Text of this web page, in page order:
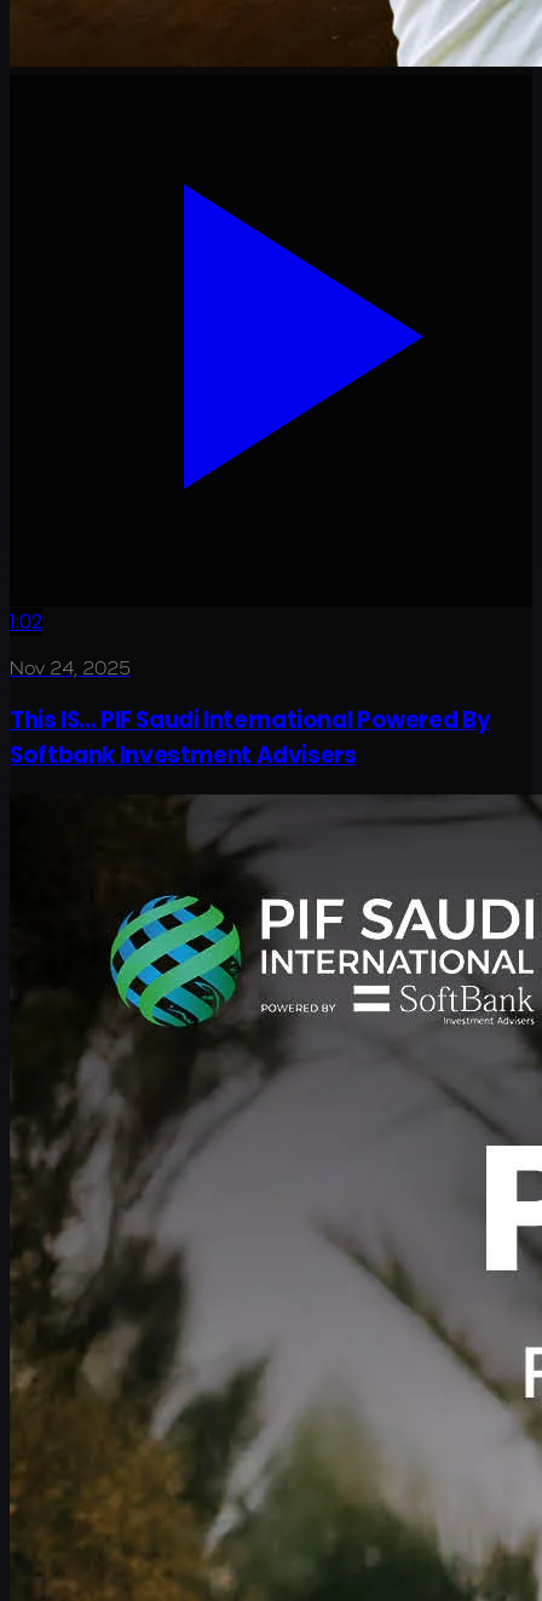
1:02
Nov 24, 2025
This IS... PIF Saudi International Powered By
Softbank Investment Advisers